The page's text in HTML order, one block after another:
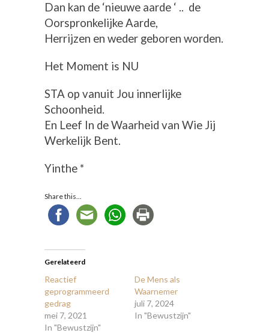
Dan kan de ‘nieuwe aarde ‘ .. de
Oorspronkelijke Aarde,
Herrijzen en weder geboren worden.
Het Moment is NU
STA op vanuit Jou innerlijke
Schoonheid.
En Leef In de Waarheid van Wie Jij
Werkelijk Bent.
Yinthe *
Share this...
Gerelateerd
Reactief
geprogrammeerd
gedrag
mei 7, 2021
In "Bewustzijn"
De Mens als
Waarnemer
juli 7, 2024
In "Bewustzijn"